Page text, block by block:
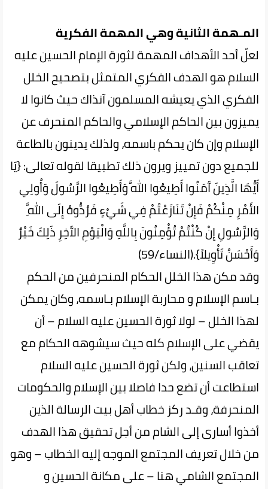
المـهمة الثانية وهي المهمة الفكرية
لعلّ أحد الأهداف المهمة لثورة الإمام الحسين عليه
السلام هو الهدف الفكري المتمثل بتصحيح الخلل
الفكري الذي يعيشه المسلمون آنذاك حيث كانوا لا
يميزون بين الحاكم الإسلامي والحاكم المنحرف عن
الإسلام وإن كان يحكم باسمه، ولذلك يدينون بالطاعة
للجميع دون تمييز ويرون ذلك تطبيقا لقوله تعالى: {يَا
أَيُّهَا الَّذِينَ آَمَنُوا أَطِيعُوا اللَّهَ وَأَطِيعُوا الرَّسُولَ وَأُولِي
الأَمْرِ مِنْكُمْ فَإِنْ تَنَازَعْتُمْ فِي شَيْءٍ فَرُدُّوهُ إِلَى اللَّهِ
وَالرَّسُولِ إِنْ كُنْتُمْ تُؤْمِنُونَ بِاللَّهِ وَالْيَوْمِ الآَخِرِ ذَلِكَ خَيْرٌ
وَأَحْسَنُ تَأْوِيلاً}.(النساء/59)
وقد مكن هذا الخلل الحكام المنحرفين من الحكم
بـاسم الإسلام و محاربة الإسلام بـاسمه، وكان يمكن
لهذا الخلل – لولا ثورة الحسين عليه السلام – أن
يقضي على الإسلام كله حيث سيشوهه الحكام مع
تعاقب السنين، ولكن ثورة الحسين عليه السلام
استطاعت أن تضع حدا فاصلا بين الإسلام والحكومات
المنحرفة، وقـد ركز خطاب أهل بيت الرسالة الذين‌
أخذوا‌ أسارى إلى الشام من أجل‌ تحقيق‌ هذا الهدف
من خلال تعريف المجتمع الموجه إليه الخطاب – وهو
المجتمع الشامي هنا – على مكانة الحسين و